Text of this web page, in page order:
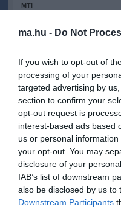
ma.hu - Do Not
If you wish to opt-out of
processing of your
targeted advertising by
section to confirm your
opt-out request is
interest-based ads based
us or personal
your opt-out. You may
disclosure of your
IAB’s list of downstream
also be disclosed by us to
Downstream Participants
MTI
mint amire a szövetséges
tavaly májusban a tálibok
ötödik hónapban pedig
közlése szerint John Allen
NATO-erők főparancsnoka
főleg a határ menti
A vizitnek amiatt van nagy
pakisztáni viszony az utóbbi
oka, hogy az amerikai erők
pakisztáni határőr halálát
a NATO-erők Pakisztánból
útvonalait, és mind a mai